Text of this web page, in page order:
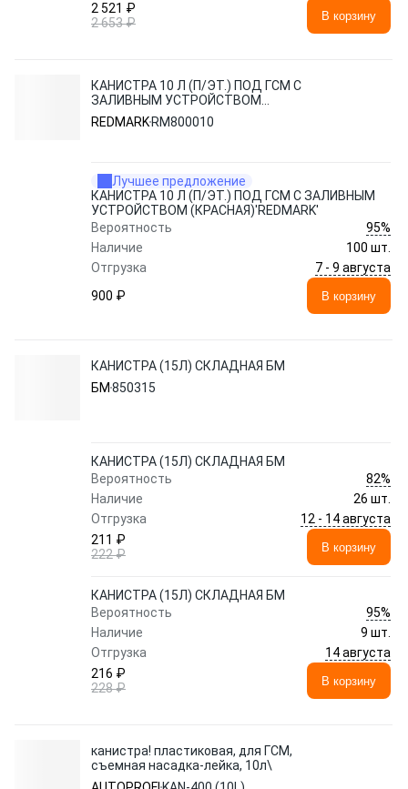
2 521 ₽
2 653 ₽
В корзину
КАНИСТРА 10 Л (П/ЭТ.) ПОД ГСМ С
ЗАЛИВНЫМ УСТРОЙСТВОМ
(КРАСНАЯ)'REDMARK'
REDMARK RM800010
Лучшее предложение
КАНИСТРА 10 Л (П/ЭТ.) ПОД ГСМ С ЗАЛИВНЫМ
УСТРОЙСТВОМ (КРАСНАЯ)'REDMARK'
Вероятность
95%
Наличие
100 шт.
Отгрузка
7 - 9 августа
900 ₽
В корзину
КАНИСТРА (15Л) СКЛАДНАЯ БМ
БМ 850315
КАНИСТРА (15Л) СКЛАДНАЯ БМ
Вероятность
82%
Наличие
26 шт.
Отгрузка
12 - 14 августа
211 ₽
222 ₽
В корзину
КАНИСТРА (15Л) СКЛАДНАЯ БМ
Вероятность
95%
Наличие
9 шт.
Отгрузка
14 августа
216 ₽
228 ₽
В корзину
канистра! пластиковая, для ГСМ,
съемная насадка-лейка, 10л\